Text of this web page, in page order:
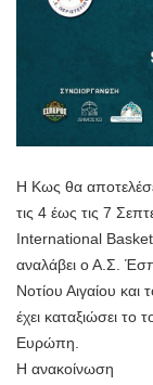
Η Κως θα
τις 4 έως τις 7
International
αναλάβει ο Α.Σ.
Νοτίου Αιγαίου
έχει καταξιώσει
Ευρώπη.
Η ανακοίνωση